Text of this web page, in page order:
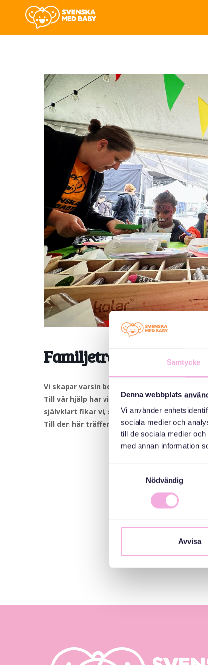
Samtycke
Denna webbplats
Vi använder
sociala medier och
till de sociala medier
med annan information
Nödvändig
Avvisa
Familjeträff: Vi skapar
Vi skapar varsin bok om den egna familjen.
Till vår hjälp har vi sådant vi har hittat,
självklart fikar vi, som vi göt på alla våra
Till den här träffen är alla barn upp till tio år